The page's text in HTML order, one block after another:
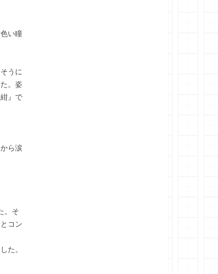
い瞳
うに
。姿
』で
ら涙
。そ
コン
た。